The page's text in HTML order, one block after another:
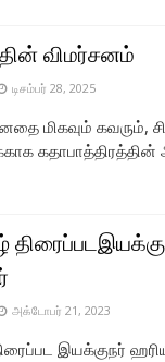
விமர்சனம்
டிசம்பர் 28, 2025
மிகவும் கவரும்,
அக்டோபர் 21, 2023
இயக்குநர்